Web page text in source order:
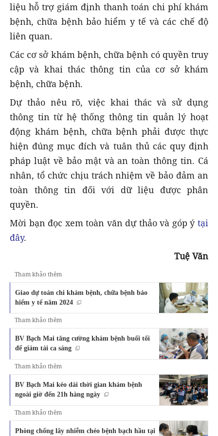
liệu hỗ trợ giám định thanh toán chi phí khám
bệnh, chữa bệnh bảo hiểm y tế và các chế độ
liên quan.
Các cơ sở khám bệnh, chữa bệnh có quyền truy
cập và khai thác thông tin của cơ sở khám
bệnh, chữa bệnh.
Dự thảo nêu rõ, việc khai thác và sử dụng
thông tin từ hệ thống thông tin quản lý hoạt
động khám bệnh, chữa bệnh phải được thực
hiện đúng mục đích và tuân thủ các quy định
pháp luật về bảo mật và an toàn thông tin. Cá
nhân, tổ chức chịu trách nhiệm về bảo đảm an
toàn thông tin đối với dữ liệu được phân
quyền.
Mời bạn đọc xem toàn văn dự thảo và góp ý tại
đây.
Tuệ Văn
Tham khảo thêm
Giao dự toán chi khám bệnh, chữa bệnh bảo
hiểm y tế năm 2024
Tham khảo thêm
BV Bạch Mai tăng cường khám bệnh buổi tối
để giảm tải ca sáng
Tham khảo thêm
BV Bạch Mai kéo dài thời gian khám bệnh
ngoài giờ đến 21h hàng ngày
Tham khảo thêm
Phòng chống lây nhiễm chéo bệnh bạch hầu tại